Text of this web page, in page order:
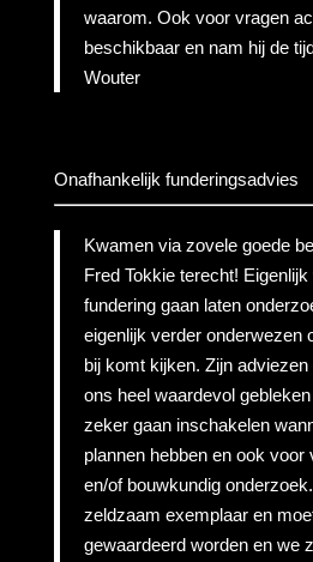
waarom. Ook voor vragen
beschikbaar en nam hij de
Wouter
Onafhankelijk funderingsadvies
Kwamen via zovele goede
Fred Tokkie terecht!
fundering gaan laten
eigenlijk verder onderwezen
bij komt kijken. Zijn
ons heel waardevol
zeker gaan inschakelen
plannen hebben en ook voor
en/of bouwkundig
zeldzaam exemplaar en
gewaardeerd worden en we